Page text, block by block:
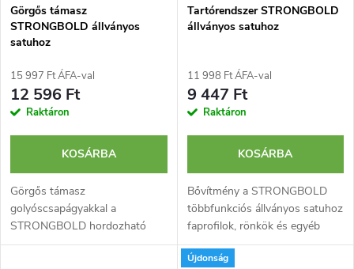
Görgős támasz
STRONGBOLD állványos
satuhoz
15 997 Ft ÁFA-val
12 596 Ft
Raktáron
KOSÁRBA
Görgős támasz
golyóscsapágyakkal a
STRONGBOLD hordozható
állványos satuhoz, amely
Tartórendszer STRONGBOLD
állványos satuhoz
11 998 Ft ÁFA-val
9 447 Ft
Raktáron
KOSÁRBA
Bővítmény a STRONGBOLD
többfunkciós állványos satuhoz
faprofilok, rönkök és egyéb
hosszú anyagok
alátámasztásához.
Újdonság